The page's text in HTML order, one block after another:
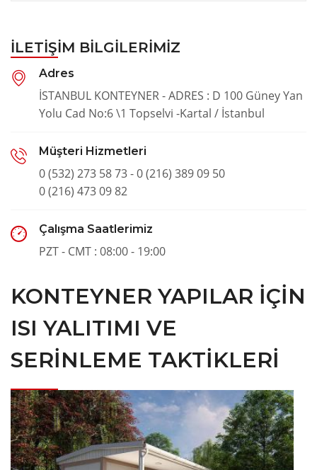
İLETIŞIM BILGILERIMIZ
Adres
İSTANBUL KONTEYNER - ADRES : D 100 Güney Yan
Yolu Cad No:6 \1 Topselvi -Kartal / İstanbul
Müşteri Hizmetleri
0 (532) 273 58 73 - 0 (216) 389 09 50
0 (216) 473 09 82
Çalışma Saatlerimiz
PZT - CMT : 08:00 - 19:00
KONTEYNER YAPILAR İÇIN
ISI YALITIMI VE
SERINLEME TAKTIKLERI